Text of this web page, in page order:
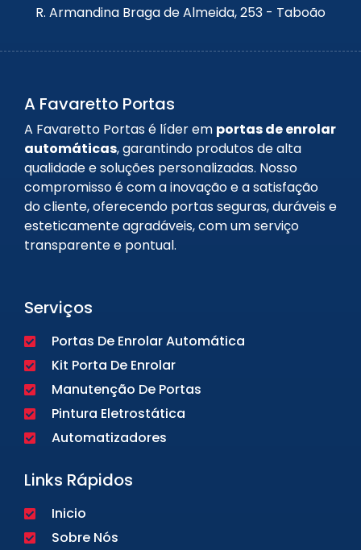
R. Armandina Braga de Almeida, 253 - Taboão
A Favaretto Portas
A Favaretto Portas é líder em portas de enrolar
automáticas, garantindo produtos de alta
qualidade e soluções personalizadas. Nosso
compromisso é com a inovação e a satisfação
do cliente, oferecendo portas seguras, duráveis e
esteticamente agradáveis, com um serviço
transparente e pontual.
Serviços
Portas De Enrolar Automática
Kit Porta De Enrolar
Manutenção De Portas
Pintura Eletrostática
Automatizadores
Links Rápidos
Inicio
Sobre Nós